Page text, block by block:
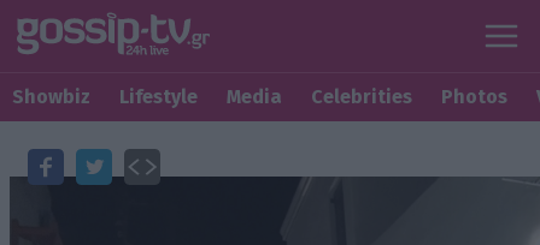
Showbiz Lifestyle Media Celebrities Photos